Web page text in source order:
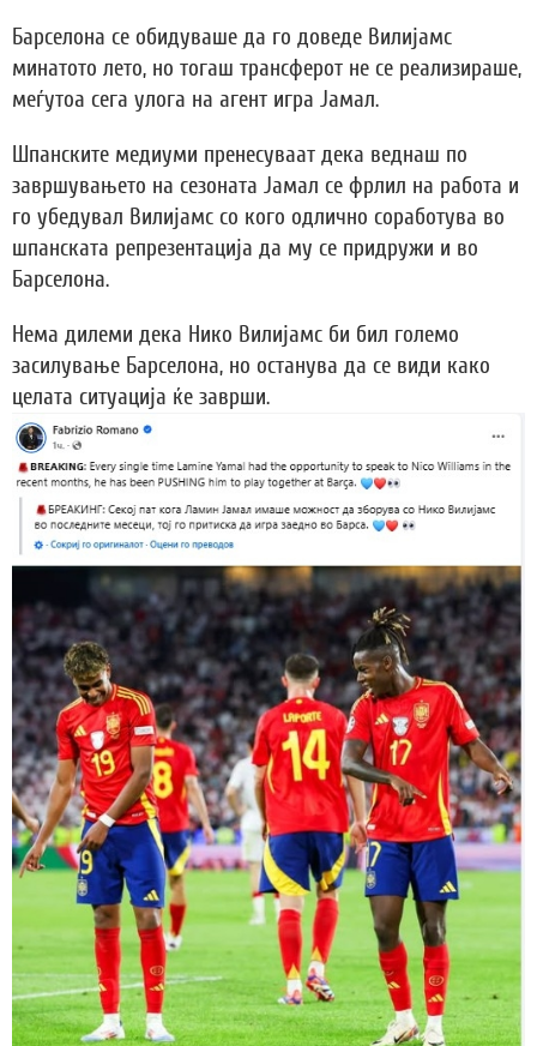
Барселона се обидуваше да го доведе Вилијамс
минатото лето, но тогаш трансферот не се реализираше,
меѓутоа сега улога на агент игра Јамал.
Шпанските медиуми пренесуваат дека веднаш по
завршувањето на сезоната Јамал се фрлил на работа и
го убедувал Вилијамс со кого одлично соработува во
шпанската репрезентација да му се придружи и во
Барселона.
Нема дилеми дека Нико Вилијамс би бил големо
засилување Барселона, но останува да се види како
целата ситуација ќе заврши.